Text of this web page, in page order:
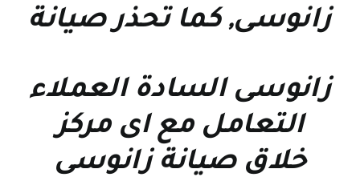
زانوسى, كما تحذر صيانة
زانوسى السادة العملاء
التعامل مع اى مركز
خلاق صيانة زانوسى